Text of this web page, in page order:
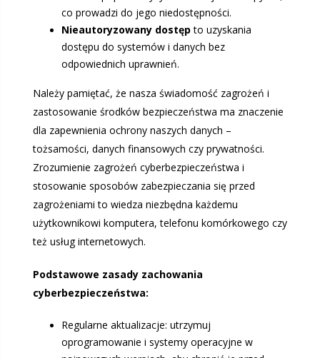
co prowadzi do jego niedostępności.
Nieautoryzowany dostęp to uzyskania
dostępu do systemów i danych bez
odpowiednich uprawnień.
Należy pamiętać, że nasza świadomość zagrożeń i
zastosowanie środków bezpieczeństwa ma znaczenie
dla zapewnienia ochrony naszych danych –
tożsamości, danych finansowych czy prywatności.
Zrozumienie zagrożeń cyberbezpieczeństwa i
stosowanie sposobów zabezpieczania się przed
zagrożeniami to wiedza niezbędna każdemu
użytkownikowi komputera, telefonu komórkowego czy
też usług internetowych.
Podstawowe zasady zachowania
cyberbezpieczeństwa:
Regularne aktualizacje: utrzymuj
oprogramowanie i systemy operacyjne w